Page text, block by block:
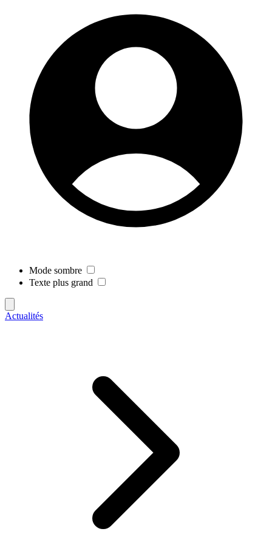
Mode sombre
Texte plus grand
Actualités